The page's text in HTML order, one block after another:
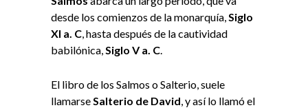
desde los comienzos de la monarquía,Siglo
XI a. C, hasta después de la cautividad
babilónica,Siglo V a. C.
El libro de los Salmos o Salterio, suele
llamarseSalterio de David, y así lo llamó el